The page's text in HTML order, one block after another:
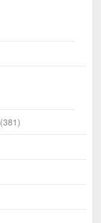
(381)